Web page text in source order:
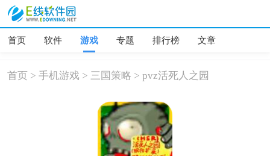
首页 软件 游戏 专题 排行榜 文章
首页 >手机游戏 > 三国策略 >pvz活死人之园